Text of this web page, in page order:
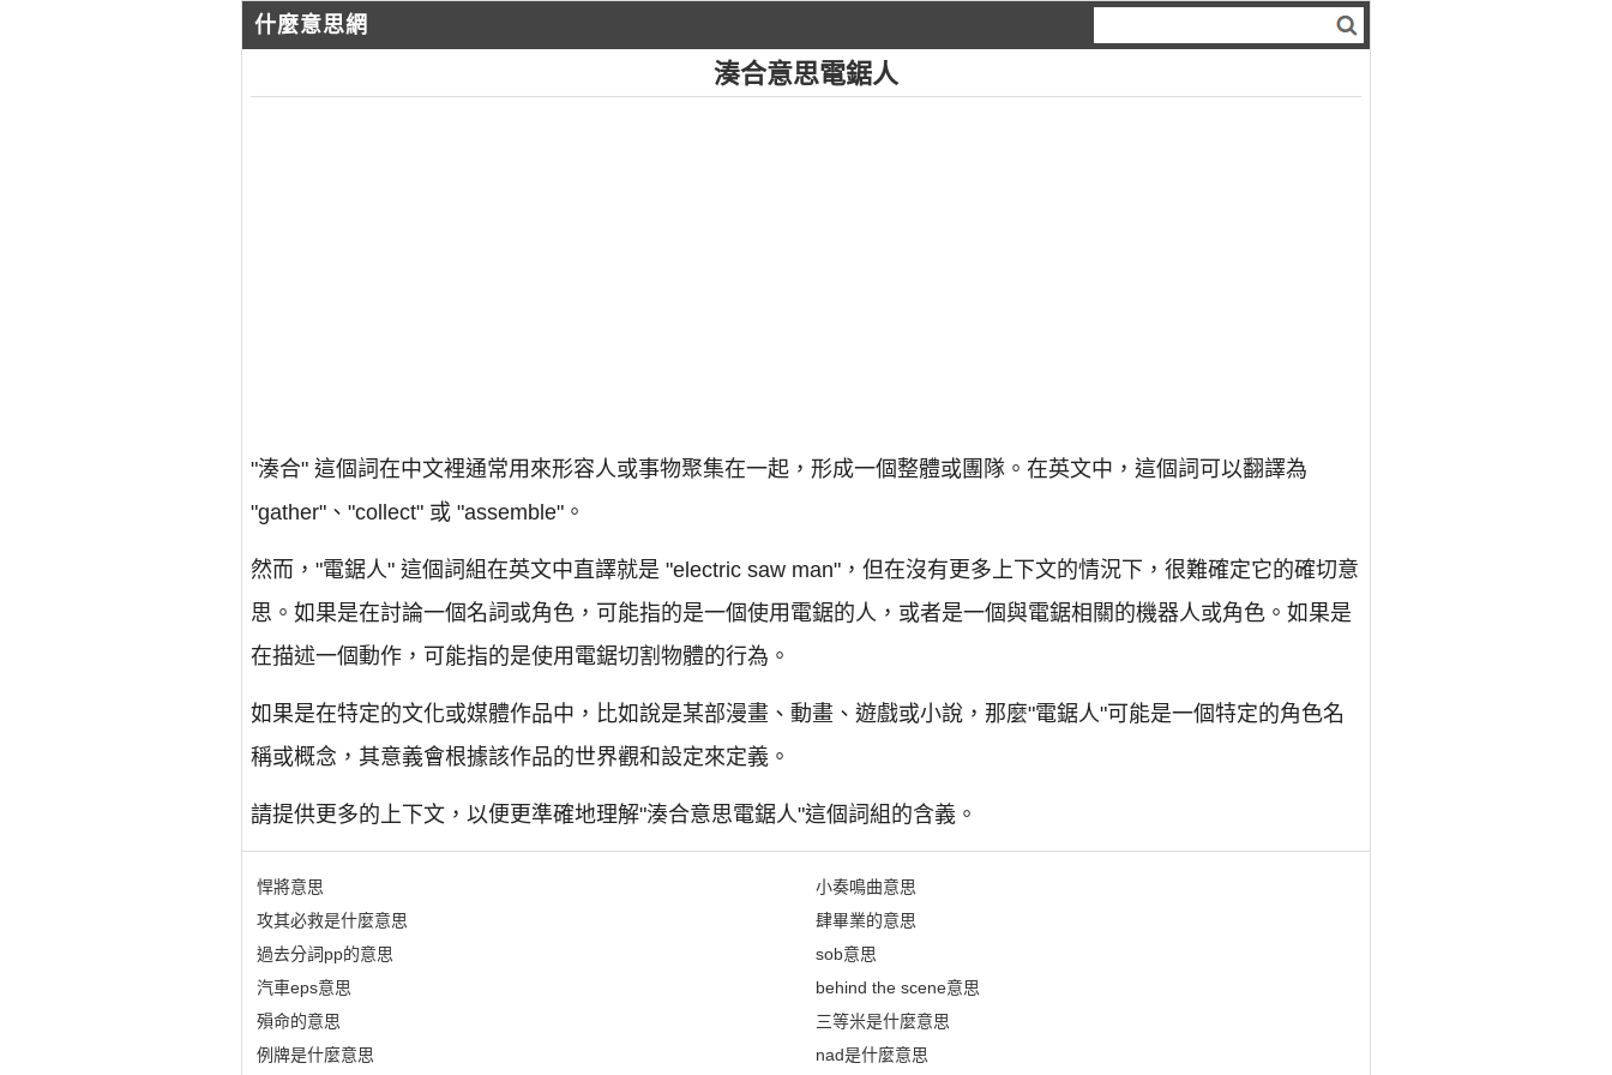
什麼意思網
湊合意思電鋸人
"湊合" 這個詞在中文裡通常用來形容人或事物聚集在一起，形成一個整體或團隊。在英文中，這個詞可以翻譯為
"gather"、"collect" 或 "assemble"。
然而，"電鋸人" 這個詞組在英文中直譯就是 "electric saw man"，但在沒有更多上下文的情況下，很難確定它的確切意
思。如果是在討論一個名詞或角色，可能指的是一個使用電鋸的人，或者是一個與電鋸相關的機器人或角色。如果是
在描述一個動作，可能指的是使用電鋸切割物體的行為。
如果是在特定的文化或媒體作品中，比如說是某部漫畫、動畫、遊戲或小說，那麼"電鋸人"可能是一個特定的角色名
稱或概念，其意義會根據該作品的世界觀和設定來定義。
請提供更多的上下文，以便更準確地理解"湊合意思電鋸人"這個詞組的含義。
悍將意思
攻其必救是什麼意思
過去分詞pp的意思
汽車eps意思
殞命的意思
例牌是什麼意思
小奏鳴曲意思
肆畢業的意思
sob意思
behind the scene意思
三等米是什麼意思
nad是什麼意思